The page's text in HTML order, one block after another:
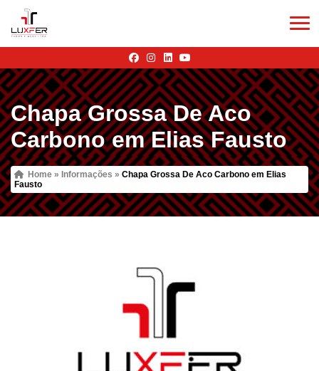
Chapa Grossa De Aco
Carbono em Elias Fausto
Home » Informações » Chapa Grossa De Aco Carbono em Elias
Fausto